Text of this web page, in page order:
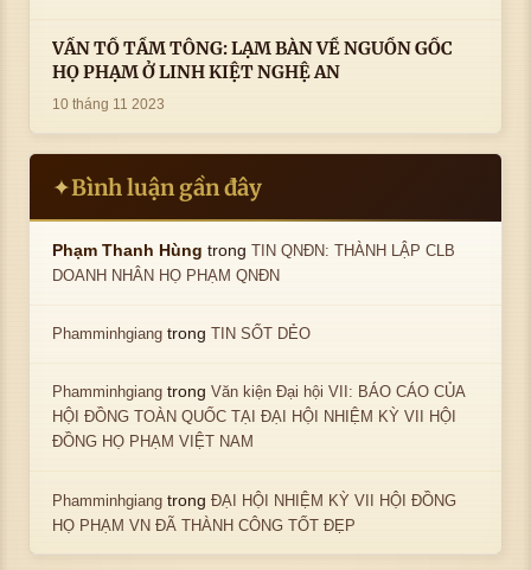
VẤN TỔ TẦM TÔNG: LẠM BÀN VỀ NGUỒN GỐC
HỌ PHẠM Ở LINH KIỆT NGHỆ AN
10 tháng 11 2023
✦Bình luận gần đây
Phạm Thanh Hùng trongTIN QNĐN: THÀNH LẬP CLB
DOANH NHÂN HỌ PHẠM QNĐN
Phamminhgiang trongTIN SỐT DẺO
Phamminhgiang trongVăn kiện Đại hội VII: BÁO CÁO CỦA
HỘI ĐỒNG TOÀN QUỐC TẠI ĐẠI HỘI NHIỆM KỲ VII HỘI
ĐỒNG HỌ PHẠM VIỆT NAM
Phamminhgiang trongĐẠI HỘI NHIỆM KỲ VII HỘI ĐỒNG
HỌ PHẠM VN ĐÃ THÀNH CÔNG TỐT ĐẸP